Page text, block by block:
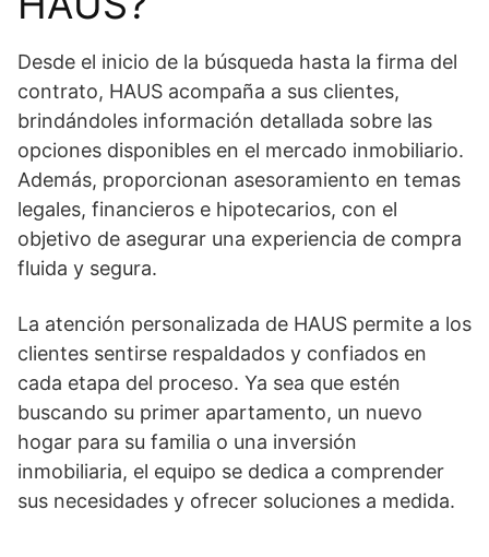
Desde el inicio de la búsqueda hasta la firma del
contrato, HAUS acompaña a sus clientes,
brindándoles información detallada sobre las
opciones disponibles en el mercado inmobiliario.
Además, proporcionan asesoramiento en temas
legales, financieros e hipotecarios, con el
objetivo de asegurar una experiencia de compra
fluida y segura.
La atención personalizada de HAUS permite a los
clientes sentirse respaldados y confiados en
cada etapa del proceso. Ya sea que estén
buscando su primer apartamento, un nuevo
hogar para su familia o una inversión
inmobiliaria, el equipo se dedica a comprender
sus necesidades y ofrecer soluciones a medida.